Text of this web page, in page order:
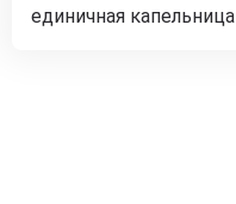
единичная капельница